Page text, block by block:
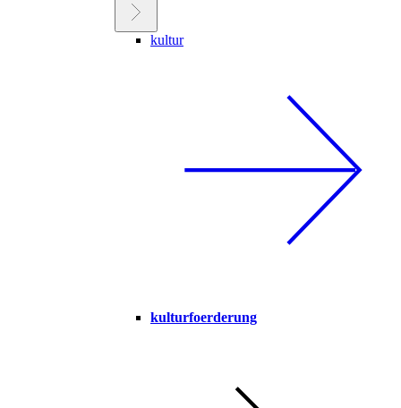
kultur
kulturfoerderung